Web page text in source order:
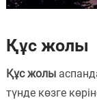
Құс жолы
Құс жолы
түнде көзге